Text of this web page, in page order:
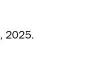
, 2025.